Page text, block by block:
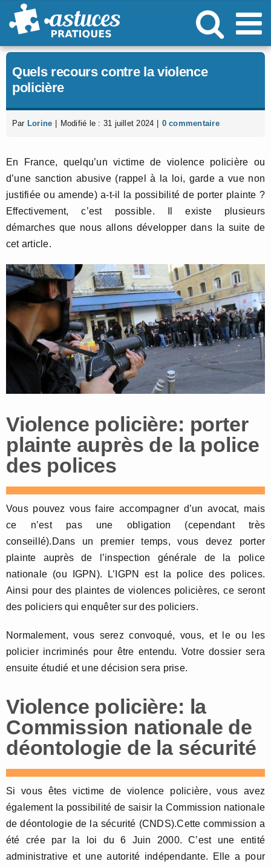
Passer
au
Quels recours contre la violence
policière
Par Lorine Modifié le : 31 juillet 2024 0 commentaire
En France, quelqu’un victime de violence policière ou
d’une sanction abusive (rappel à la loi, garde a vue non
justifiée ou amende) a-t-il la possibilité de porter plainte ?
Effectivement, c’est possible. Il existe plusieurs
démarches que nous allons développer dans la suite de
cet article.
Violence policière: porter
plainte auprès de la police
des polices
Vous pouvez vous faire accompagner d’un avocat, mais
ce n’est pas une obligation (cependant très
conseillé).Dans un premier temps, vous devez porter
plainte auprès de l’inspection générale de la police
nationale (ou IGPN). L’IGPN est la police des polices.
Ainsi pour des plaintes de violences policières, ce seront
des policiers qui enquêter sur des policiers.
Normalement, vous serez convoqué, vous, et le ou les
policier incriminés pour être entendu. Votre dossier sera
ensuite étudié et une décision sera prise.
Violence policière: la
Commission nationale de
déontologie de la sécurité
Si vous êtes victime de violence policière, vous avez
également la possibilité de saisir la Commission nationale
de déontologie de la sécurité (CNDS).Cette commission a
été crée par la loi du 6 Juin 2000. C’est une entité
administrative et une autorité indépendante. Elle a pour